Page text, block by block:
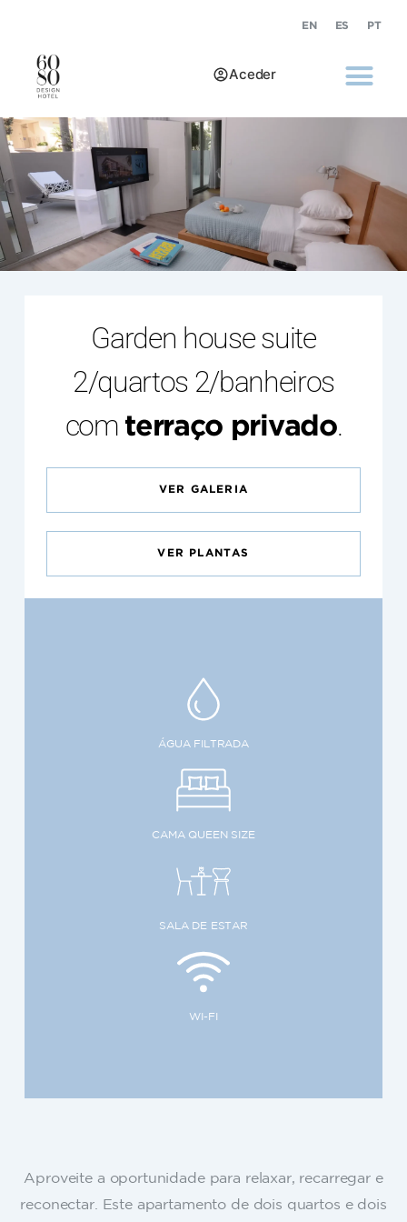
EN ES PT
Aceder
Garden house suite
2/quartos 2/banheiros
com terraço privado.
VER GALERIA
VER PLANTAS
ÁGUA FILTRADA
CAMA QUEEN SIZE
SALA DE ESTAR
WI-FI
Aproveite a oportunidade para relaxar, recarregar e
reconectar. Este apartamento de dois quartos e dois